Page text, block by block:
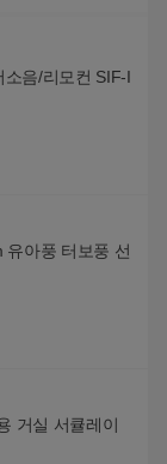
음/리모컨 SIF-I
유아풍 터보풍 선
거실 서큘레이